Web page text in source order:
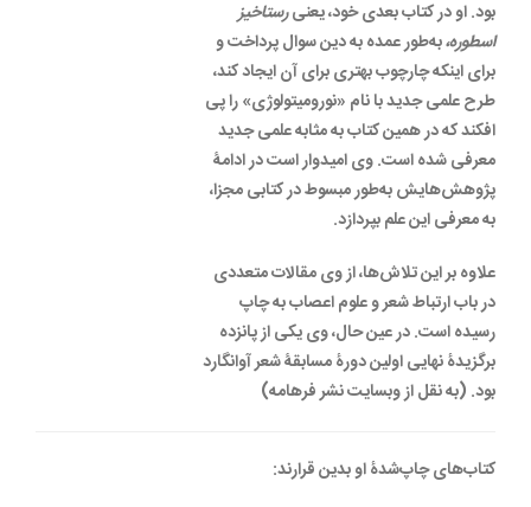
بود. او در کتاب بعدی خود، یعنیرستاخیز
اسطوره،به‌طور عمده به دین سوال پرداخت و
برای اینکه چارچوب بهتری برای آن ایجاد کند،
طرح علمی جدید با نام «نورومیتولوژی» را پی
افکند که در همین کتاب به مثابه علمی جدید
معرفی شده است. وی امیدوار است در ادامۀ
پژوهش‌هایش به‌طور مبسوط در کتابی مجزا،
به معرفی این علم بپردازد.
علاوه بر این تلاش‌ها، از وی مقالات متعددی
در باب ارتباط شعر و علوم اعصاب به چاپ
رسیده است. در عین حال، وی یکی از پانزده
برگزیدۀ نهایی اولین دورۀ مسابقۀ شعر آوانگارد
بود. (به نقل از وبسایت نشر فرهامه)
کتاب‌های چاپ‌شدۀ او بدین قرارند: